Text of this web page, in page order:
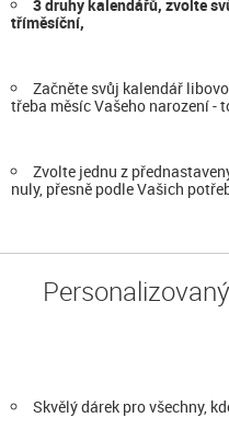
3 druhy kalendářů, zvolte
tříměsíční,
Začněte svůj kalendář
třeba měsíc Vašeho narození -
Zvolte jednu z
nuly, přesně podle Vašich
Skvělý dárek pro všechny,